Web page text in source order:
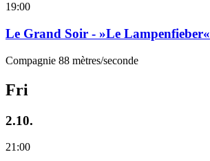
19:00
Le Grand Soir - »Le Lampenfieber«
Compagnie 88 mètres/seconde
Fri
2.10.
21:00